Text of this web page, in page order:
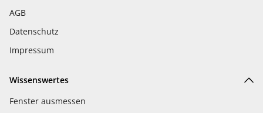
AGB
Datenschutz
Impressum
Wissenswertes
Fenster ausmessen